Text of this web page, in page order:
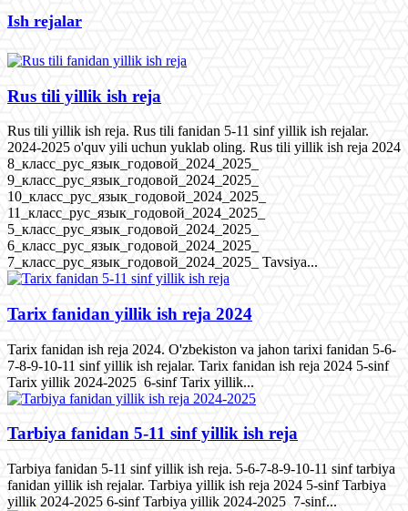
Ish rejalar
Rus tili yillik ish reja
Rus tili yillik ish reja. Rus tili fanidan 5-11 sinf yillik ish rejalar.
2024-2025 o'quv yili uchun yuklab oling. Rus tili yillik ish reja 2024
8_класс_рус_язык_годовой_2024_2025_
9_класс_рус_язык_годовой_2024_2025_
10_класс_рус_язык_годовой_2024_2025_
11_класс_рус_язык_годовой_2024_2025_
5_класс_рус_язык_годовой_2024_2025_
6_класс_рус_язык_годовой_2024_2025_
7_класс_рус_язык_годовой_2024_2025_ Tavsiya...
Tarix fanidan yillik ish reja 2024
Tarix fanidan ish reja 2024. O'zbekiston va jahon tarixi fanidan 5-6-
7-8-9-10-11 sinf yillik ish rejalar. Tarix fanidan ish reja 2024 5-sinf
Tarix yillik 2024-2025 6-sinf Tarix yillik...
Tarbiya fanidan 5-11 sinf yillik ish reja
Tarbiya fanidan 5-11 sinf yillik ish reja. 5-6-7-8-9-10-11 sinf tarbiya
fanidan yillik ish rejalar. Tarbiya yillik ish reja 2024 5-sinf Tarbiya
yillik 2024-2025 6-sinf Tarbiya yillik 2024-2025 7-sinf...